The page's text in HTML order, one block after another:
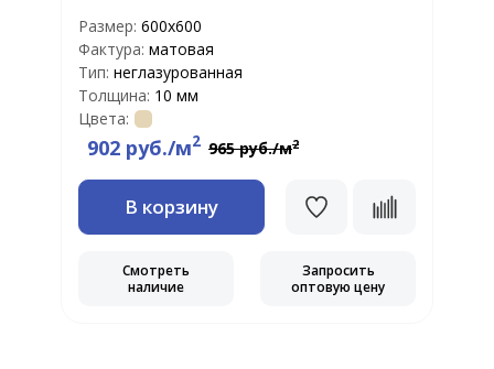
Размер: 600х600
Фактура: матовая
Тип: неглазурованная
Толщина: 10 мм
Цвета:
902 руб./м2 965 руб./м2
В корзину
Смотреть
наличие
Запросить
оптовую цену